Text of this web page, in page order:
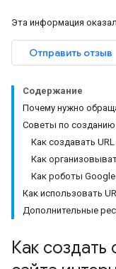
Эта информация
Отправить отзыв
Содержание
Почему нужно
Советы по
Как создавать URL
Как
Как роботы
Как использовать
Дополнительные
Как создать